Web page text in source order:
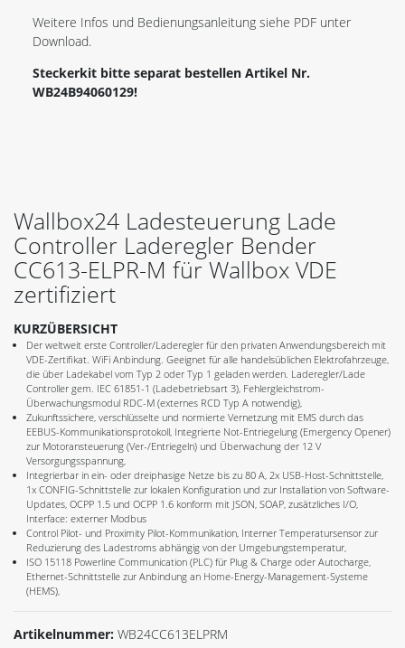
Weitere Infos und Bedienungsanleitung siehe PDF unter
Download.
Steckerkit bitte separat bestellen Artikel Nr.
WB24B94060129!
Wallbox24 Ladesteuerung Lade
Controller Laderegler Bender
CC613-ELPR-M für Wallbox VDE
zertifiziert
KURZÜBERSICHT
Der weltweit erste Controller/Laderegler für den privaten Anwendungsbereich mit
VDE-Zertifikat. WiFi Anbindung. Geeignet für alle handelsüblichen Elektrofahrzeuge,
die über Ladekabel vom Typ 2 oder Typ 1 geladen werden. Laderegler/Lade
Controller gem. IEC 61851-1 (Ladebetriebsart 3), Fehlergleichstrom-
Überwachungsmodul RDC-M (externes RCD Typ A notwendig),
Zukunftssichere, verschlüsselte und normierte Vernetzung mit EMS durch das
EEBUS-Kommunikationsprotokoll, Integrierte Not-Entriegelung (Emergency Opener)
zur Motoransteuerung (Ver-/Entriegeln) und Überwachung der 12 V
Versorgungsspannung,
Integrierbar in ein- oder dreiphasige Netze bis zu 80 A, 2x USB-Host-Schnittstelle,
1x CONFIG-Schnittstelle zur lokalen Konfiguration und zur Installation von Software-
Updates, OCPP 1.5 und OCPP 1.6 konform mit JSON, SOAP, zusätzliches I/O,
Interface: externer Modbus
Control Pilot- und Proximity Pilot-Kommunikation, Interner Temperatursensor zur
Reduzierung des Ladestroms abhängig von der Umgebungstemperatur,
ISO 15118 Powerline Communication (PLC) für Plug & Charge oder Autocharge,
Ethernet-Schnittstelle zur Anbindung an Home-Energy-Management-Systeme
(HEMS),
Artikelnummer: WB24CC613ELPRM